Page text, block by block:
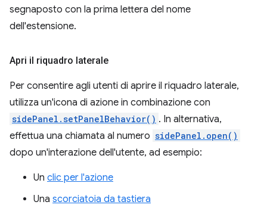
segnaposto con la prima lettera del nome
dell'estensione.
Apri il riquadro laterale
Per consentire agli utenti di aprire il riquadro laterale,
utilizza un'icona di azione in combinazione con
sidePanel.setPanelBehavior() . In alternativa,
effettua una chiamata al numero sidePanel.open()
dopo un'interazione dell'utente, ad esempio:
Un clic per l'azione
Una scorciatoia da tastiera